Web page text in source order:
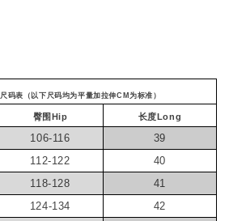
尺码表（以下尺码均为平量加拉伸CM为标准）
臀围Hip 长度Long
106-116
39
112-122
40
118-128
41
124-134
42